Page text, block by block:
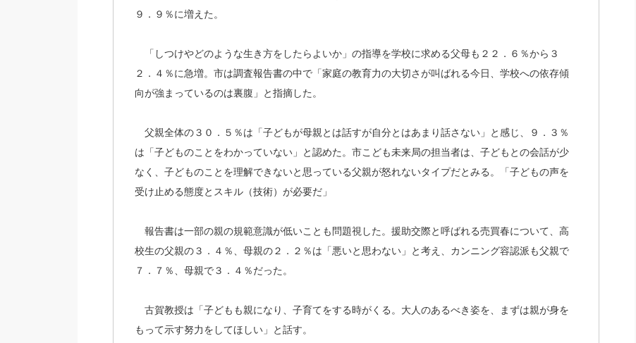
９．９％に増えた。
「しつけやどのような生き方をしたらよいか」の指導を学校に求める父母も２２．６％から３
２．４％に急増。市は調査報告書の中で「家庭の教育力の大切さが叫ばれる今日、学校への依存傾
向が強まっているのは裏腹」と指摘した。
父親全体の３０．５％は「子どもが母親とは話すが自分とはあまり話さない」と感じ、９．３％
は「子どものことをわかっていない」と認めた。市こども未来局の担当者は、子どもとの会話が少
なく、子どものことを理解できないと思っている父親が怒れないタイプだとみる。「子どもの声を
受け止める態度とスキル（技術）が必要だ」
報告書は一部の親の規範意識が低いことも問題視した。援助交際と呼ばれる売買春について、高
校生の父親の３．４％、母親の２．２％は「悪いと思わない」と考え、カンニング容認派も父親で
７．７％、母親で３．４％だった。
古賀教授は「子どもも親になり、子育てをする時がくる。大人のあるべき姿を、まずは親が身を
もって示す努力をしてほしい」と話す。